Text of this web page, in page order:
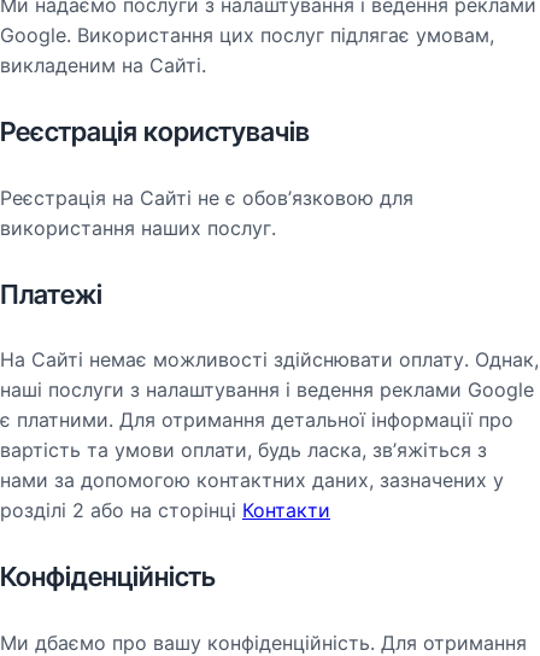
Ми надаємо послуги з налаштування і ведення реклами
Google. Використання цих послуг підлягає умовам,
викладеним на Сайті.
Реєстрація користувачів
Реєстрація на Сайті не є обов’язковою для
використання наших послуг.
Платежі
На Сайті немає можливості здійснювати оплату. Однак,
наші послуги з налаштування і ведення реклами Google
є платними. Для отримання детальної інформації про
вартість та умови оплати, будь ласка, зв’яжіться з
нами за допомогою контактних даних, зазначених у
розділі 2 або на сторінці Контакти
Конфіденційність
Ми дбаємо про вашу конфіденційність. Для отримання